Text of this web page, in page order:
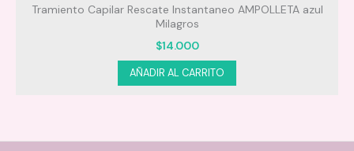
Tramiento Capilar Rescate Instantaneo AMPOLLETA azul
Milagros
$14.000
AÑADIR AL CARRITO